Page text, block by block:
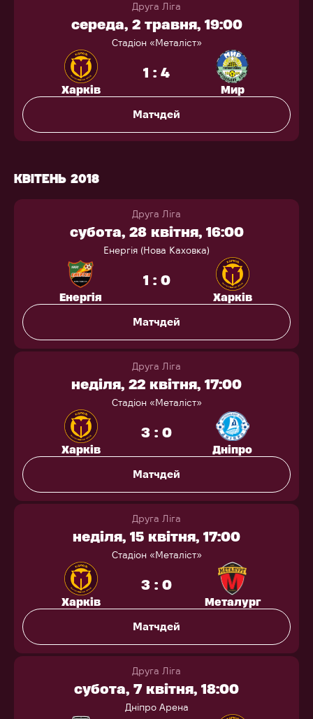
Друга Ліга
середа, 2 травня, 19:00
Стадіон «Металіст»
Харків
1 : 4
Мир
Матчдей
КВІТЕНЬ 2018
Друга Ліга
субота, 28 квітня, 16:00
Енергія (Нова Каховка)
Енергія
1 : 0
Харків
Матчдей
Друга Ліга
неділя, 22 квітня, 17:00
Стадіон «Металіст»
Харків
3 : 0
Дніпро
Матчдей
Друга Ліга
неділя, 15 квітня, 17:00
Стадіон «Металіст»
Харків
3 : 0
Металург
Матчдей
Друга Ліга
субота, 7 квітня, 18:00
Дніпро Арена